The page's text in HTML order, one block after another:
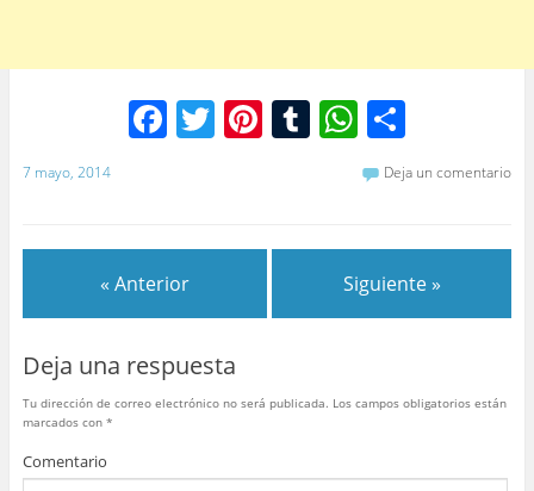
F
b
o
o
k
T Pi T W
h
at
A
p
o
m
ar
tir
7 mayo, 2014 Deja un comentario
« Anterior Siguiente »
Deja una respuesta
Tu dirección de correo electrónico no será publicada. Los campos obligatorios están
marcados con *
Comentario